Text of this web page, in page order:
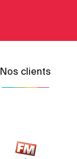
Nos clients